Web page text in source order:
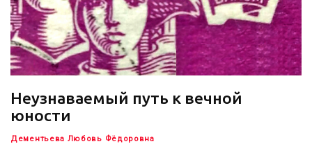
Неузнаваемый путь к вечной
юности
Дементьева Любовь Фёдоровна